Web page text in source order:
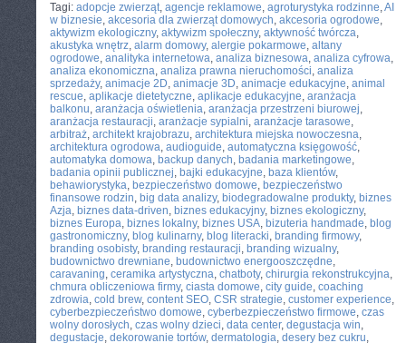
Tagi: adopcje zwierząt, agencje reklamowe, agroturystyka rodzinne,AI
w biznesie, akcesoria dla zwierząt domowych, akcesoria ogrodowe,
aktywizm ekologiczny, aktywizm społeczny, aktywność twórcza,
akustyka wnętrz, alarm domowy, alergie pokarmowe, altany
ogrodowe, analityka internetowa, analiza biznesowa, analiza cyfrowa,
analiza ekonomiczna, analiza prawna nieruchomości, analiza
sprzedaży, animacje 2D, animacje 3D, animacje edukacyjne, animal
rescue, aplikacje dietetyczne, aplikacje edukacyjne, aranżacja
balkonu, aranżacja oświetlenia, aranżacja przestrzeni biurowej,
aranżacja restauracji, aranżacje sypialni, aranżacje tarasowe,
arbitraż, architekt krajobrazu, architektura miejska nowoczesna,
architektura ogrodowa, audioguide, automatyczna księgowość,
automatyka domowa, backup danych, badania marketingowe,
badania opinii publicznej, bajki edukacyjne, baza klientów,
behawiorystyka, bezpieczeństwo domowe, bezpieczeństwo
finansowe rodzin, big data analizy, biodegradowalne produkty, biznes
Azja, biznes data-driven, biznes edukacyjny, biznes ekologiczny,
biznes Europa, biznes lokalny, biznes USA, bizuteria handmade, blog
gastronomiczny, blog kulinarny, blog literacki, branding firmowy,
branding osobisty, branding restauracji, branding wizualny,
budownictwo drewniane, budownictwo energooszczędne,
caravaning, ceramika artystyczna, chatboty, chirurgia rekonstrukcyjna,
chmura obliczeniowa firmy, ciasta domowe, city guide, coaching
zdrowia, cold brew, content SEO, CSR strategie, customer experience,
cyberbezpieczeństwo domowe, cyberbezpieczeństwo firmowe, czas
wolny dorosłych, czas wolny dzieci, data center, degustacja win,
degustacje, dekorowanie tortów, dermatologia, desery bez cukru,